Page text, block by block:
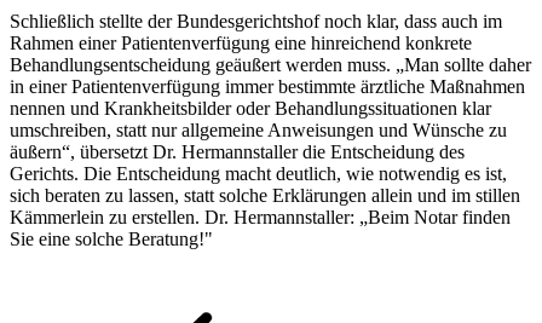
Schließlich stellte der Bundesgerichtshof noch klar, dass auch im
Rahmen einer Patientenverfügung eine hinreichend konkrete
Behandlungsentscheidung geäußert werden muss. „Man sollte daher
in einer Patientenverfügung immer bestimmte ärztliche Maßnahmen
nennen und Krankheitsbilder oder Behandlungssituationen klar
umschreiben, statt nur allgemeine Anweisungen und Wünsche zu
äußern“, übersetzt Dr. Hermannstaller die Entscheidung des
Gerichts. Die Entscheidung macht deutlich, wie notwendig es ist,
sich beraten zu lassen, statt solche Erklärungen allein und im stillen
Kämmerlein zu erstellen. Dr. Hermannstaller: „Beim Notar finden
Sie eine solche Beratung!"